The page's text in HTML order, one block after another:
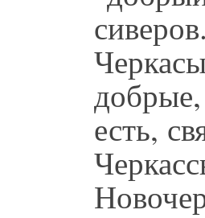
есть,